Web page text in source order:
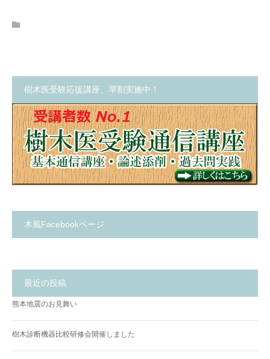
樹木医受験応援講座、早割実施中！
木風Facebookページ
最近の投稿
熊本地震のお見舞い
樹木診断機器比較研修会開催しました